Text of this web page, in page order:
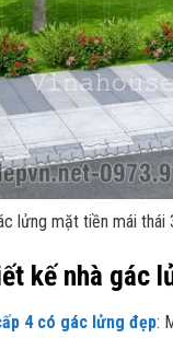
lửng mặt tiền mái thái
kế nhà gác
4 có gác lửng đẹp: